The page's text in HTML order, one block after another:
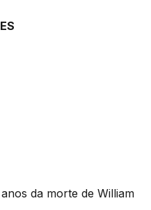
da morte de William